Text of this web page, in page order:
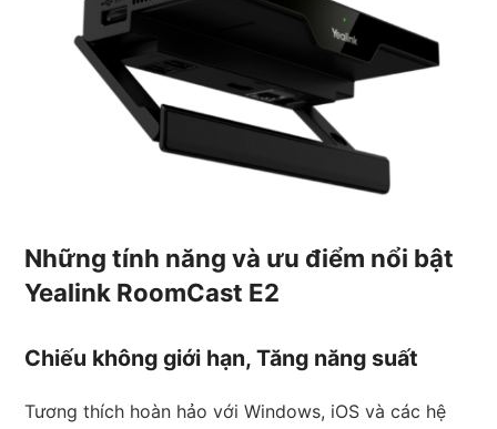
Những tính năng và ưu điểm nổi bật
Yealink RoomCast E2
Chiếu không giới hạn, Tăng năng suất
Tương thích hoàn hảo với Windows, iOS và các hệ